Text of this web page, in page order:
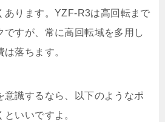
あります。YZF-R3は高回転まで
ですが、常に高回転域を多用し
落ちます。
意識するなら、以下のようなポ
いいですよ。